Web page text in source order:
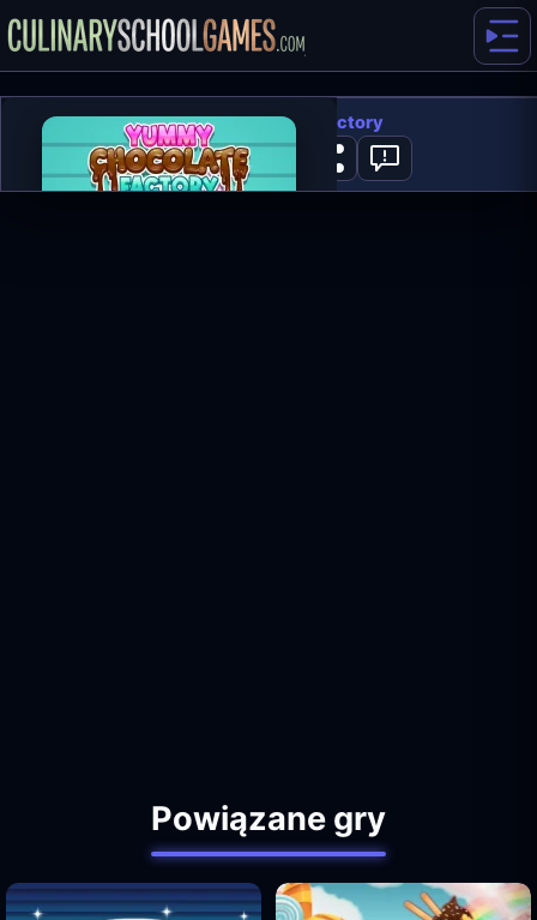
Yummy Chocolate Factory
0
Powiązane gry